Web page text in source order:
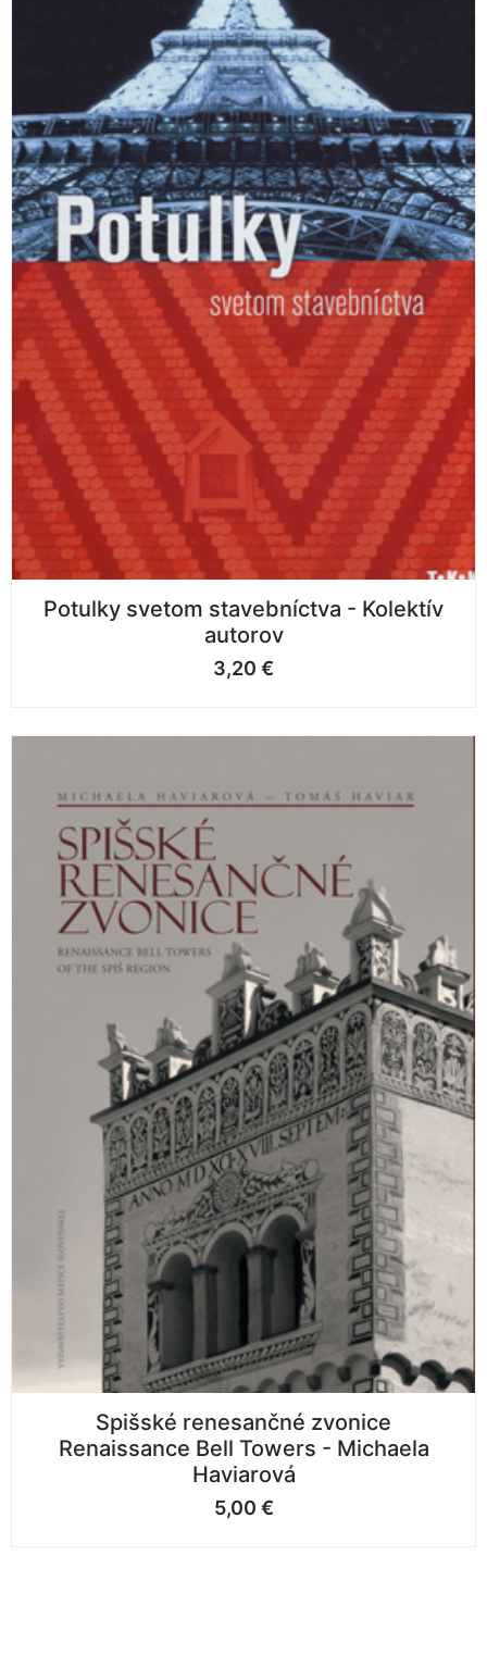
Potulky svetom stavebníctva - Kolektív
autorov
3,20 €
Spišské renesančné zvonice
Renaissance Bell Towers - Michaela
Haviarová
5,00 €